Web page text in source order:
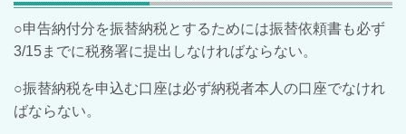
○申告納付分を振替納税とするためには振替依頼書も必ず
3/15までに税務署に提出しなければならない。
○振替納税を申込む口座は必ず納税者本人の口座でなけれ
ばならない。